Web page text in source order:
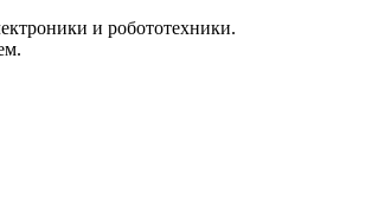
и робототехники.